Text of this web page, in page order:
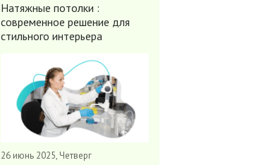
Натяжные потолки :
современное решение для
стильного интерьера
26 июнь 2025, Четверг